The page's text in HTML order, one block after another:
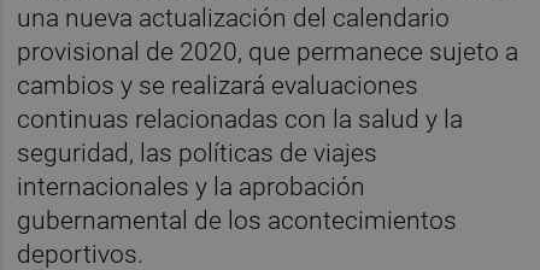
una nueva actualización del calendario
provisional de 2020, que permanece sujeto a
cambios y se realizará evaluaciones
continuas relacionadas con la salud y la
seguridad, las políticas de viajes
internacionales y la aprobación
gubernamental de los acontecimientos
deportivos.